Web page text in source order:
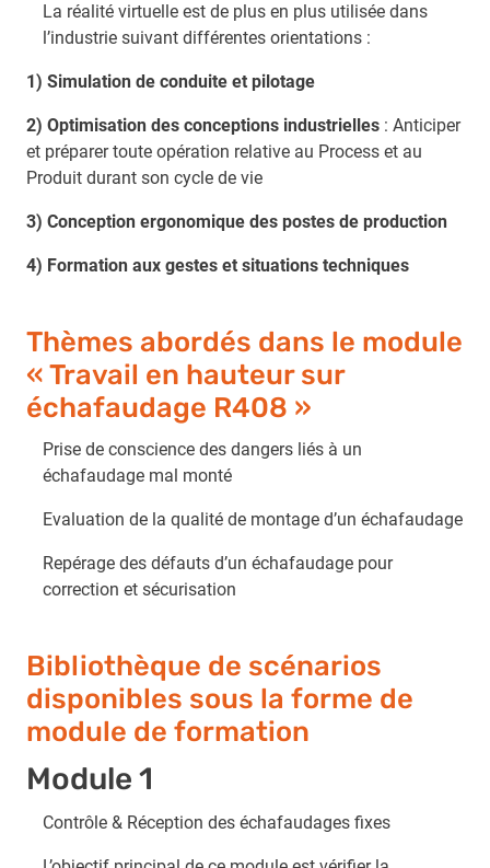
La réalité virtuelle est de plus en plus utilisée dans
l’industrie suivant différentes orientations :
1) Simulation de conduite et pilotage
2) Optimisation des conceptions industrielles : Anticiper
et préparer toute opération relative au Process et au
Produit durant son cycle de vie
3) Conception ergonomique des postes de production
4) Formation aux gestes et situations techniques
Thèmes abordés dans le module
« Travail en hauteur sur
échafaudage R408 »
Prise de conscience des dangers liés à un
échafaudage mal monté
Evaluation de la qualité de montage d’un échafaudage
Repérage des défauts d’un échafaudage pour
correction et sécurisation
Bibliothèque de scénarios
disponibles sous la forme de
module de formation
Module 1
Contrôle & Réception des échafaudages fixes